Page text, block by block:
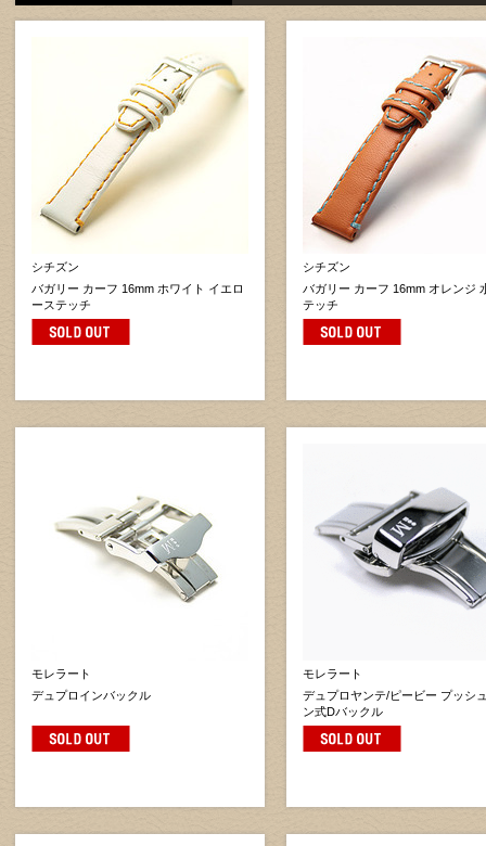
シチズン
バガリー カーフ 16mm ホワイト イエロ
ーステッチ
シチズン
バガリー カーフ 16mm オレンジ
テッチ
モレラート
デュプロインバックル
モレラート
デュプロヤンテ/ピービー プッシ
ン式Dバックル